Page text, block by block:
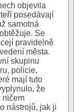
objevila
posedávají
samotná
Se
pravidelně
města.
skupinu
policie,
mají tuto
že
ničem
nástrojů, jak ji